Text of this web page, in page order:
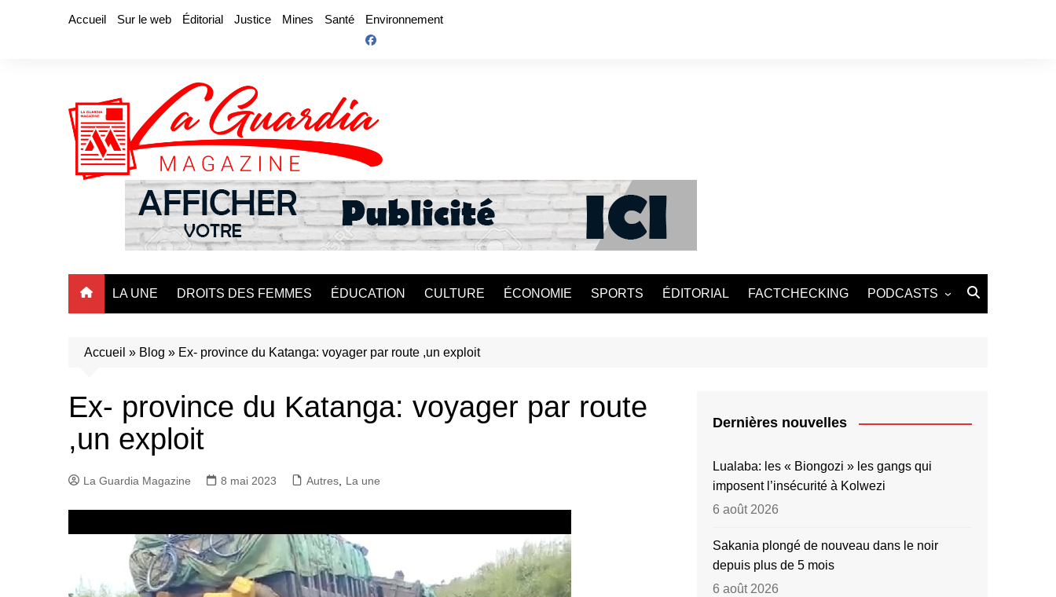
Accueil Sur le web Éditorial Justice Mines Santé Environnement
LA UNE DROITS DES FEMMES ÉDUCATION CULTURE ÉCONOMIE SPORTS ÉDITORIAL FACTCHECKING PODCASTS
Accueil » Blog » Ex- province du Katanga: voyager par route ,un exploit
Ex- province du Katanga: voyager par route
,un exploit
La Guardia Magazine 8 mai 2023 Autres, La une
Dernières nouvelles
Lualaba: les « Biongozi » les gangs qui
imposent l’insécurité à Kolwezi
6 août 2026
Sakania plongé de nouveau dans le noir
depuis plus de 5 mois
6 août 2026